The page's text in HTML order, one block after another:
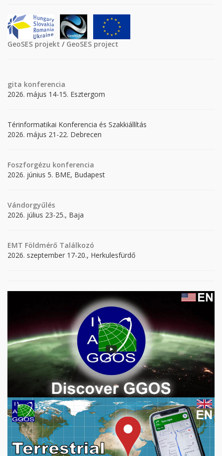
GeoSES projekt / GeoSES project
gita konferencia
2026. május 14-15. Esztergom
Térinformatikai Konferencia és Szakkiállítás
2026. május 21-22. Debrecen
Foszforgézu konferencia
2026. június 5. BME, Budapest
Vándorgyűlés
2026. július 23-25., Baja
EMT Földmérő Találkozó
2026. szeptember 17-20., Herkulesfürdő